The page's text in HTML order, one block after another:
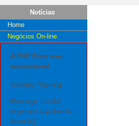
Notícias
Home
Negócios On-line
A PHP Error was
encountered
Severity: Warning
Message: Invalid
argument supplied for
foreach()